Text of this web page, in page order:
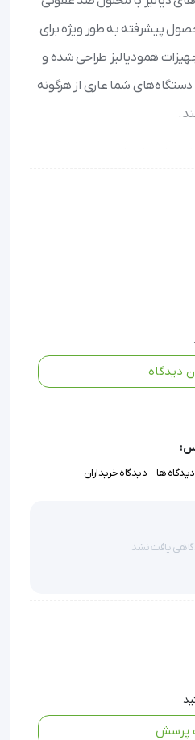
3%! این محصول پیشرفته به طور ویژه برای
همودیالیز طراحی شده و
شما عاری از هرگونه
نیست.
میکروبی: به لطف فرمولاسیون قوی
مقابله با آن را ندارند و سلامت
بهینه، کافیست با سرویس کار
تا میزان مصرف مناسب را دریافت
کارایی دستگاه‌های پزشکی
پراکساید است.
دیدگاه
ها دیدگاه خریداران
یافت نشد
پرسش